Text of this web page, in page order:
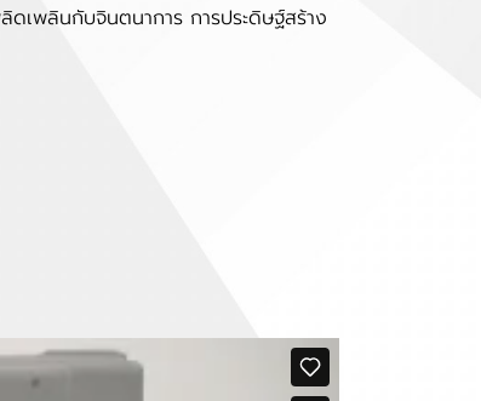
เพลินกับจินตนาการ การประดิษฐ์สร้าง